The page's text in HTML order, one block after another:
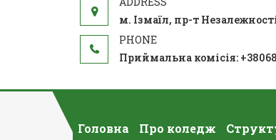
м. Ізмаїл, пр-т
Приймальна комісія:
Головна Про коледж